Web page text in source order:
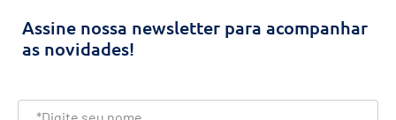
Assine nossa newsletter para acompanhar
as novidades!